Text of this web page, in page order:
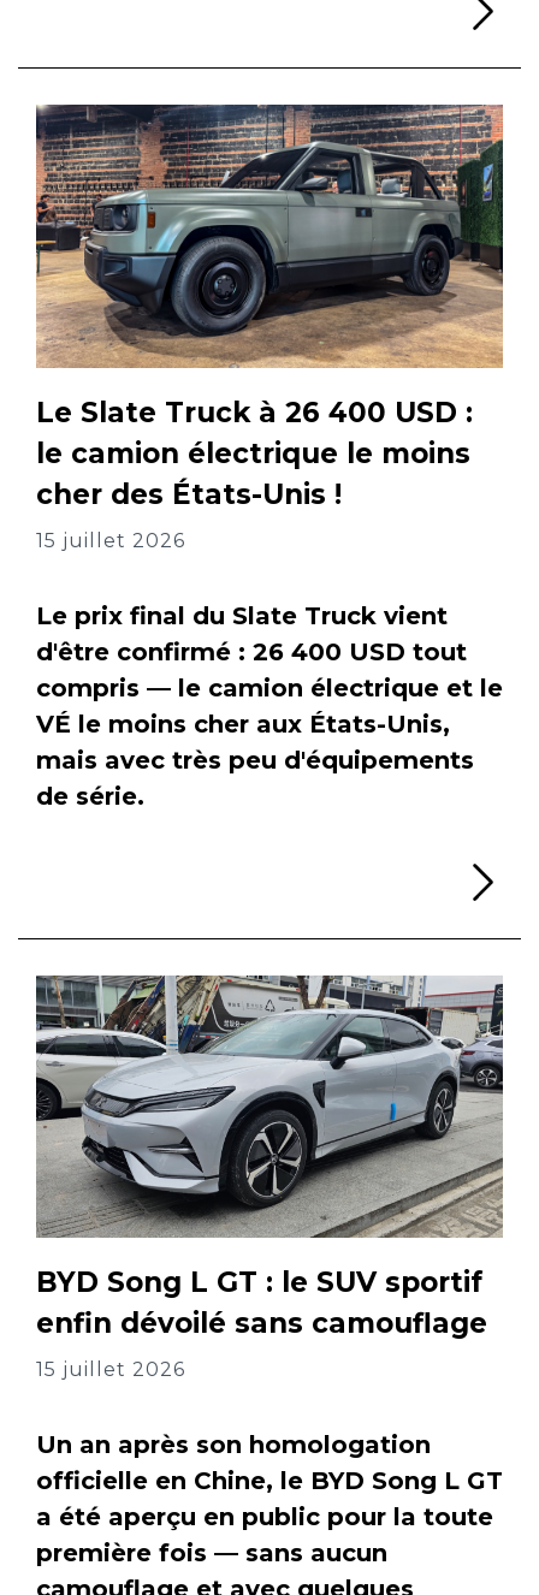
Le Slate Truck à 26 400 USD :
le camion électrique le moins
cher des États-Unis !
15 juillet 2026
Le prix final du Slate Truck vient
d'être confirmé : 26 400 USD tout
compris — le camion électrique et le
VÉ le moins cher aux États-Unis,
mais avec très peu d'équipements
de série.
BYD Song L GT : le SUV sportif
enfin dévoilé sans camouflage
15 juillet 2026
Un an après son homologation
officielle en Chine, le BYD Song L GT
a été aperçu en public pour la toute
première fois — sans aucun
camouflage et avec quelques